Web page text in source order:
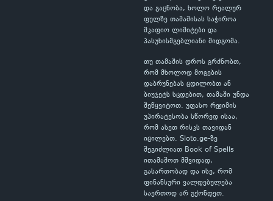
და გაცნობა, ხოლო რეალურ
ფულზე თამაშისას საჭიროა
მკაფიო ლიმიტები და
პასუხისმგებლიანი მიდგომა.
თუ თამაშის დროს გრძნობთ,
რომ მხოლოდ მოგების
დაბრუნებას ცდილობთ ან
ბიუჯეტს სცდებით, თამაში უნდა
შეწყვიტოთ. უფასო რეჟიმის
უპირატესობა სწორედ ისაა,
რომ ასეთ რისკს თავიდან
იცილებთ. Sloto.ge-ზე
შეგიძლიათ Book of Spells
ითამაშოთ მშვიდად,
გასართობად და ისე, რომ
ფინანსური ვალდებულება
საერთოდ არ გქონდეთ.